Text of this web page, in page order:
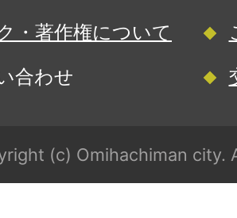
・著作権について
合わせ
(c) Omihachiman city.